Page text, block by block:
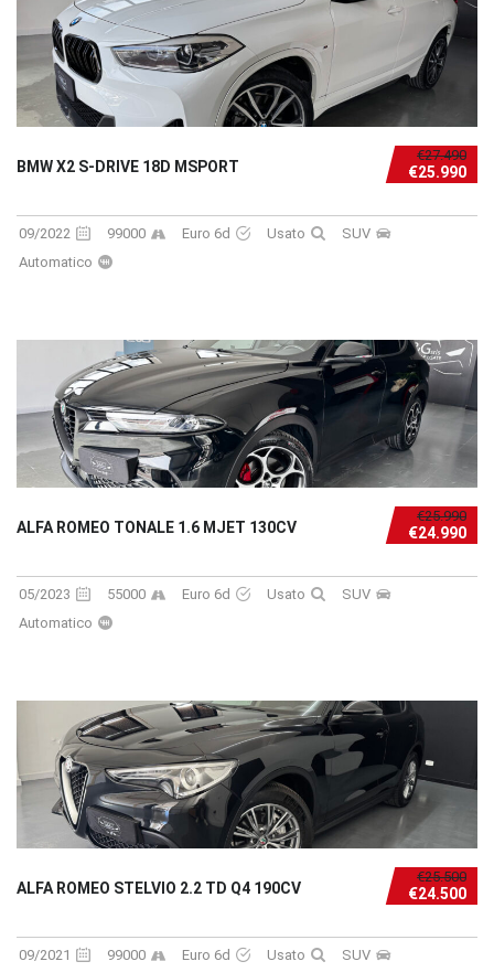
€27.490
€25.990
BMW X2 S-DRIVE 18D MSPORT
09/2022 99000 Euro 6d Usato
SUV
Automatico
€25.990
€24.990
ALFA ROMEO TONALE 1.6 MJET 130CV
05/2023 55000 Euro 6d Usato
SUV
Automatico
€25.500
€24.500
ALFA ROMEO STELVIO 2.2 TD Q4 190CV
09/2021 99000 Euro 6d Usato
SUV